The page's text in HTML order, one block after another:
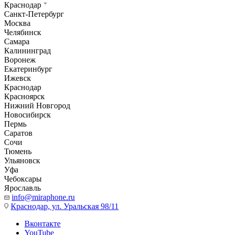
Краснодар
Санкт-Петербург
Москва
Челябинск
Самара
Калининград
Воронеж
Екатеринбург
Ижевск
Краснодар
Красноярск
Нижний Новгород
Новосибирск
Пермь
Саратов
Сочи
Тюмень
Ульяновск
Уфа
Чебоксары
Ярославль
info@miraphone.ru
Краснодар, ул. Уральская 98/11
Вконтакте
YouTube